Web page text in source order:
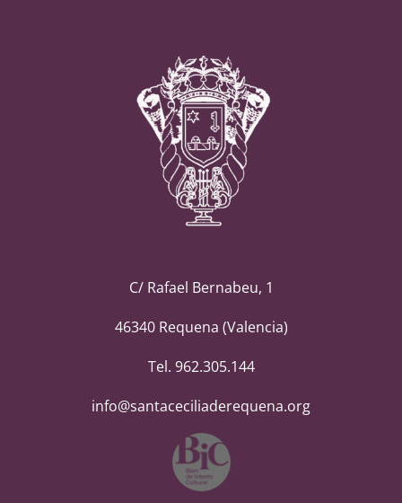
C/ Rafael Bernabeu, 1
46340 Requena (Valencia)
Tel. 962.305.144
info@santaceciliaderequena.org